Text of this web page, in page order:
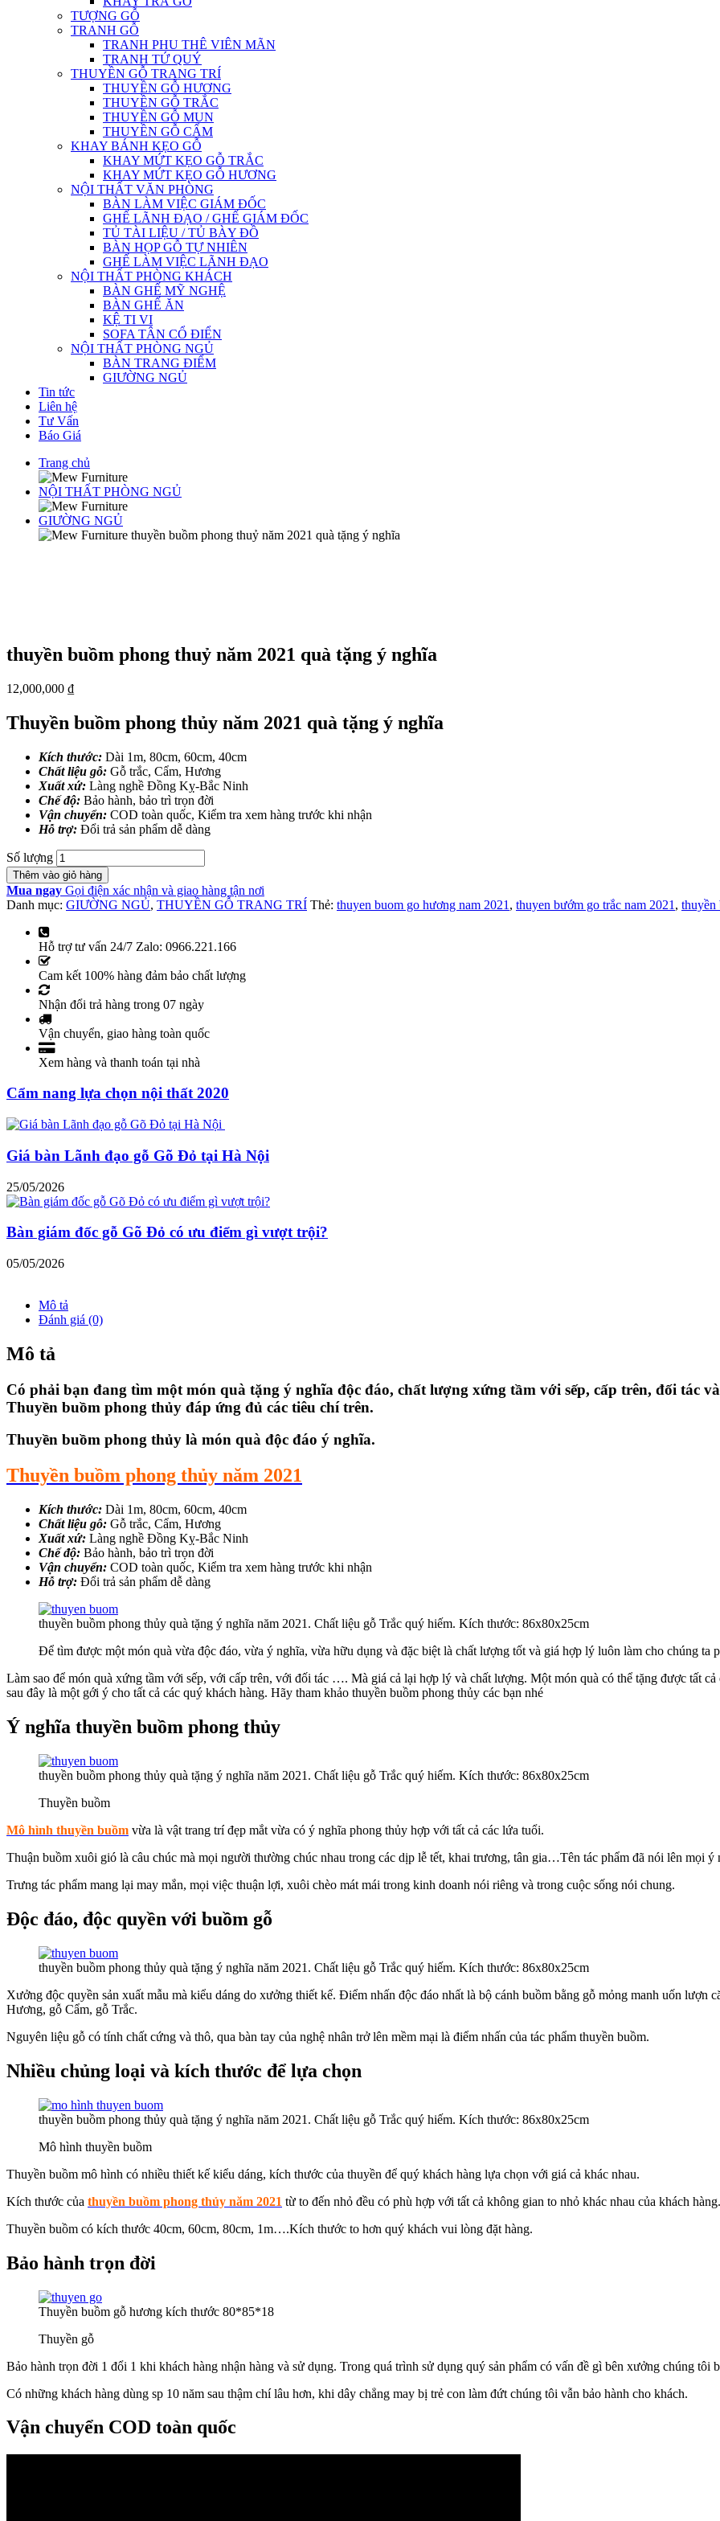
TƯỢNG GỖ
TRANH GỖ
TRANH PHU THÊ VIÊN MÃN
TRANH TỨ QUÝ
THUYỀN GỖ TRANG TRÍ
THUYỀN GỖ HƯƠNG
THUYỀN GỖ TRẮC
THUYỀN GỖ MUN
THUYỀN GỖ CẨM
KHAY BÁNH KẸO GỖ
KHAY MỨT KẸO GỖ TRẮC
KHAY MỨT KẸO GỖ HƯƠNG
NỘI THẤT VĂN PHÒNG
BÀN LÀM VIỆC GIÁM ĐỐC
GHẾ LÃNH ĐẠO / GHẾ GIÁM ĐỐC
TỦ TÀI LIỆU / TỦ BÀY ĐỒ
BÀN HỌP GỖ TỰ NHIÊN
GHẾ LÀM VIỆC LÃNH ĐẠO
NỘI THẤT PHÒNG KHÁCH
BÀN GHẾ MỸ NGHỆ
BÀN GHẾ ĂN
KỆ TI VI
SOFA TÂN CỔ ĐIỂN
NỘI THẤT PHÒNG NGỦ
BÀN TRANG ĐIỂM
GIƯỜNG NGỦ
Tin tức
Liên hệ
Tư Vấn
Báo Giá
Trang chủ
NỘI THẤT PHÒNG NGỦ
GIƯỜNG NGỦ
thuyền buồm phong thuỷ năm 2021 quà tặng ý nghĩa
thuyền buồm phong thuỷ năm 2021 quà tặng ý nghĩa
12,000,000 ₫
Thuyền buồm phong thủy năm 2021 quà tặng ý nghĩa
Kích thước: Dài 1m, 80cm, 60cm, 40cm
Chất liệu gỗ: Gỗ trắc, Cẩm, Hương
Xuất xứ: Làng nghề Đồng Kỵ-Bắc Ninh
Chế độ: Bảo hành, bảo trì trọn đời
Vận chuyển: COD toàn quốc, Kiểm tra xem hàng trước khi nhận
Hỗ trợ: Đổi trả sản phẩm dễ dàng
Số lượng
Thêm vào giỏ hàng
Mua ngay Gọi điện xác nhận và giao hàng tận nơi
Danh mục: GIƯỜNG NGỦ, THUYỀN GỖ TRANG TRÍ Thẻ: thuyen buom go hương nam 2021 , thuyen bướm go trắc nam 2021 , thuyền
Hỗ trợ tư vấn 24/7 Zalo: 0966.221.166
Cam kết 100% hàng đảm bảo chất lượng
Nhận đổi trả hàng trong 07 ngày
Vận chuyển, giao hàng toàn quốc
Xem hàng và thanh toán tại nhà
Cẩm nang lựa chọn nội thất 2020
Giá bàn Lãnh đạo gỗ Gõ Đỏ tại Hà Nội
25/05/2026
Bàn giám đốc gỗ Gõ Đỏ có ưu điểm gì vượt trội?
05/05/2026
Mô tả
Đánh giá (0)
Mô tả
Có phải bạn đang tìm một món quà tặng ý nghĩa độc đáo, chất lượng xứng tầm với sếp, cấp trên, đối tác
Thuyền buồm phong thủy đáp ứng đủ các tiêu chí trên.
Thuyền buồm phong thủy là món quà độc đáo ý nghĩa.
Thuyền buồm phong thủy năm 2021
Kích thước: Dài 1m, 80cm, 60cm, 40cm
Chất liệu gỗ: Gỗ trắc, Cẩm, Hương
Xuất xứ: Làng nghề Đồng Kỵ-Bắc Ninh
Chế độ: Bảo hành, bảo trì trọn đời
Vận chuyển: COD toàn quốc, Kiểm tra xem hàng trước khi nhận
Hỗ trợ: Đổi trả sản phẩm dễ dàng
thuyền buồm phong thủy quà tặng ý nghĩa năm 2021. Chất liệu gỗ Trắc quý hiếm. Kích thước: 86x80x25cm
Để tìm được một món quà vừa độc đáo, vừa ý nghĩa, vừa hữu dụng và đặc biệt là chất lượng tốt và giá hợp lý luôn làm cho chúng ta
Làm sao để món quà xứng tầm với sếp, với cấp trên, với đối tác …. Mà giá cả lại hợp lý và chất lượng. Một món quà có thể tặng được tất
sau đây là một gới ý cho tất cả các quý khách hàng. Hãy tham khảo thuyền buồm phong thủy các bạn nhé
Ý nghĩa thuyền buồm phong thủy
thuyền buồm phong thủy quà tặng ý nghĩa năm 2021. Chất liệu gỗ Trắc quý hiếm. Kích thước: 86x80x25cm
Thuyền buồm
Mô hình thuyền buồm vừa là vật trang trí đẹp mắt vừa có ý nghĩa phong thủy hợp với tất cả các lứa tuổi.
Thuận buồm xuôi gió là câu chúc mà mọi người thường chúc nhau trong các dịp lễ tết, khai trương, tân gia…Tên tác phẩm đã nói lên mọi ý
Trưng tác phẩm mang lại may mắn, mọi việc thuận lợi, xuôi chèo mát mái trong kinh doanh nói riêng và trong cuộc sống nói chung.
Độc đáo, độc quyền với buồm gỗ
thuyền buồm phong thủy quà tặng ý nghĩa năm 2021. Chất liệu gỗ Trắc quý hiếm. Kích thước: 86x80x25cm
Xưởng độc quyền sản xuất mẫu mà kiểu dáng do xưởng thiết kế. Điểm nhấn độc đáo nhất là bộ cánh buồm bằng gỗ mỏng manh uốn lượn
Hương, gỗ Cẩm, gỗ Trắc.
Nguyên liệu gỗ có tính chất cứng và thô, qua bàn tay của nghệ nhân trở lên mềm mại là điểm nhấn của tác phẩm thuyền buồm.
Nhiều chủng loại và kích thước để lựa chọn
thuyền buồm phong thủy quà tặng ý nghĩa năm 2021. Chất liệu gỗ Trắc quý hiếm. Kích thước: 86x80x25cm
Mô hình thuyền buồm
Thuyền buồm mô hình có nhiều thiết kế kiểu dáng, kích thước của thuyền để quý khách hàng lựa chọn với giá cả khác nhau.
Kích thước của thuyền buồm phong thủy năm 2021 từ to đến nhỏ đều có phù hợp với tất cả không gian to nhỏ khác nhau của khách hàng.
Thuyền buồm có kích thước 40cm, 60cm, 80cm, 1m….Kích thước to hơn quý khách vui lòng đặt hàng.
Bảo hành trọn đời
Thuyền buồm gỗ hương kích thước 80*85*18
Thuyền gỗ
Bảo hành trọn đời 1 đổi 1 khi khách hàng nhận hàng và sử dụng. Trong quá trình sử dụng quý sản phẩm có vấn đề gì bên xưởng chúng tôi
Có những khách hàng dùng sp 10 năm sau thậm chí lâu hơn, khi dây chẳng may bị trẻ con làm đứt chúng tôi vẫn bảo hành cho khách.
Vận chuyển COD toàn quốc